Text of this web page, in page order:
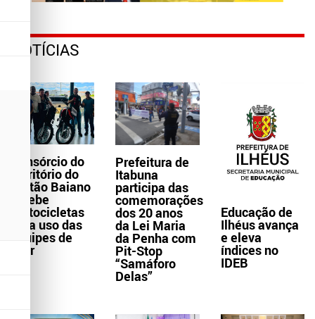
NOTÍCIAS
Consórcio do
Território do
Sertão Baiano
recebe
motocicletas
para uso das
equipes de
Ater
Prefeitura de
Itabuna
participa das
comemorações
dos 20 anos
da Lei Maria
da Penha com
Pit-Stop
“Samáforo
Delas”
Educação de
Ilhéus avança
e eleva
índices no
IDEB